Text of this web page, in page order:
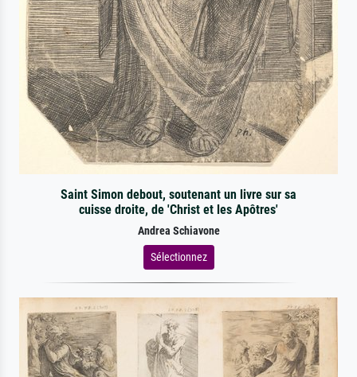
Saint Simon debout, soutenant un livre sur sa
cuisse droite, de 'Christ et les Apôtres'
Andrea Schiavone
Sélectionnez